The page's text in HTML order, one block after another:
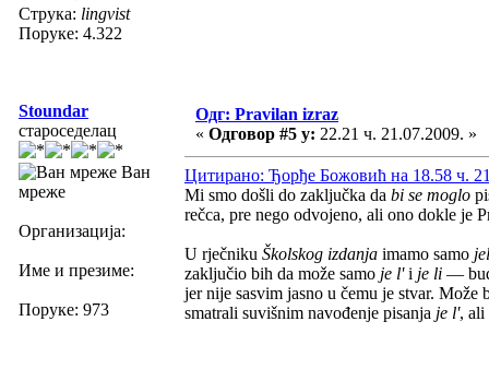
Струка: lingvist
Поруке: 4.322
Stoundar
староседелац
Ван
мреже
Организација:
Име и презиме:
Поруке: 973
Одг: Pravilan izraz
« Одговор #5 у: 22.21 ч. 21.07.2009. »
Цитирано: Ђорђе Божовић на 18.58 ч.
Mi smo došli do zaključka da bi se moglo
rečca, pre nego odvojeno, ali ono dokle je
U rječniku Školskog izdanja imamo samo
zaključio bih da može samo je l'i je li —
jer nije sasvim jasno u čemu je stvar.
smatrali suvišnim navođenje pisanja je l', ali